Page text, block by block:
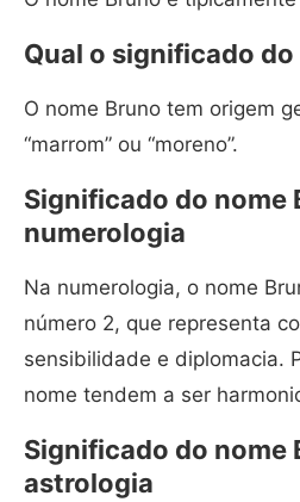
Qual o significado
O nome Bruno tem origem
“marrom” ou “moreno”.
Significado do nome
numerologia
Na numerologia, o nome
número 2, que representa
sensibilidade e diplomacia.
nome tendem a ser
Significado do nome
astrologia